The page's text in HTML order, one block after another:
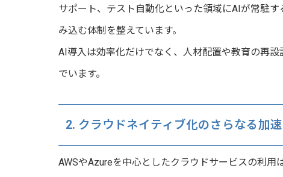
サポート、テスト自動化といった領域にAIが常駐
み込む体制を整えています。
AI導入は効率化だけでなく、人材配置や教育の再
でいます。
2. クラウドネイティブ化のさらなる加速
AWSやAzureを中心としたクラウドサービスの利